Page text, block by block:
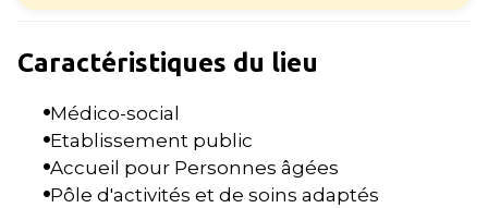
Caractéristiques du lieu
Médico-social
Etablissement public
Accueil pour Personnes âgées
Pôle d'activités et de soins adaptés